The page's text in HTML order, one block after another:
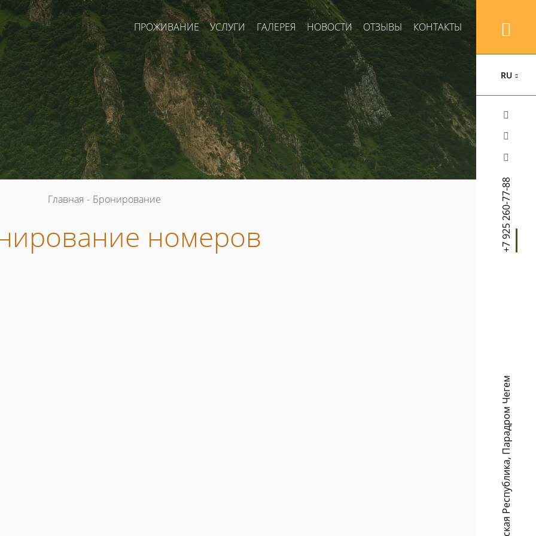
RU
+7 925 260-77-88
,
Парадром Чегем
ПРОЖИВАНИЕ УСЛУГИ ГАЛЕРЕЯ НОВОСТИ ОТЗЫВЫ КОНТАКТЫ
Главная - Бронирование
номеров